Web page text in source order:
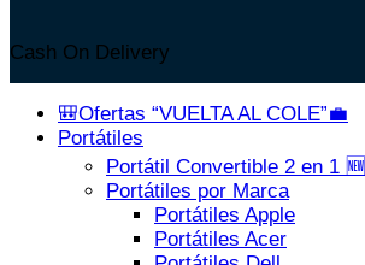
Cash On Delivery
🎒Ofertas “VUELTA AL COLE”💼
Portátiles
Portátil Convertible 2 en 1 🆕
Portátiles por Marca
Portátiles Apple
Portátiles Acer